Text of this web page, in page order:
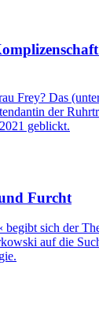
Frey? Das
der
geblickt.
Furcht
sich der
auf die